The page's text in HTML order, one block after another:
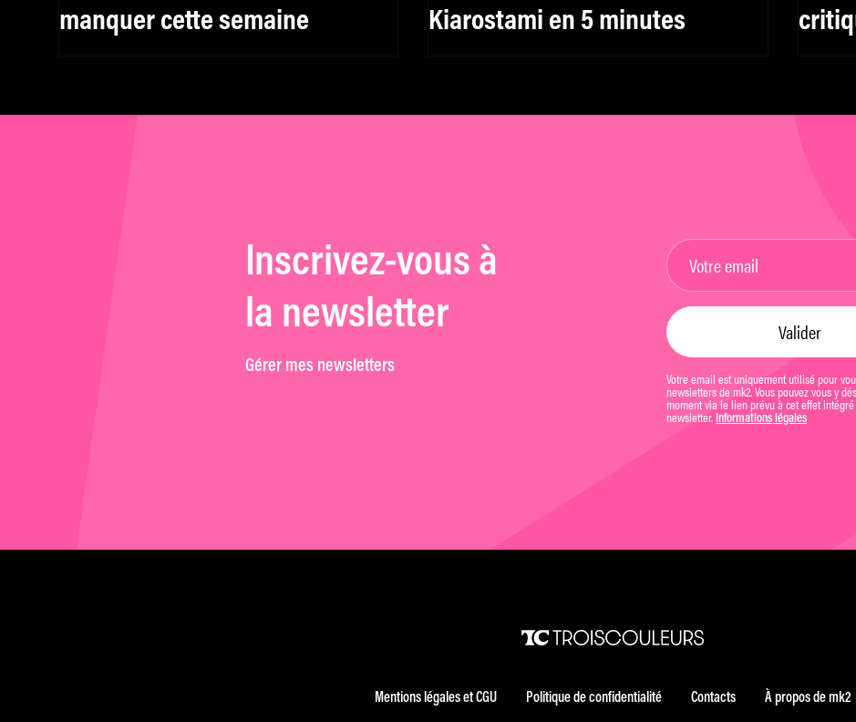
manquer cette semaine
Kiarostami en 5 minutes
Inscrivez-vous à
la newsletter
Gérer mes newsletters
Votre email est uniquement utilisé pour
newsletters de mk2. Vous pouvez vous y
moment via le lien prévu à cet effet
newsletter. Informations légales
Mentions légales et CGU Politique de confidentialité Contacts À propos de mk2